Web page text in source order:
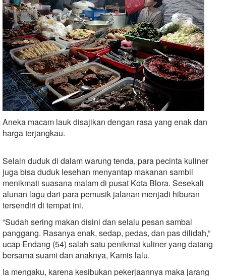
Aneka macam lauk disajikan dengan rasa yang enak dan
harga terjangkau.
Selain duduk di dalam warung tenda, para pecinta kuliner
juga bisa duduk lesehan menyantap makanan sambil
menikmati suasana malam di pusat Kota Blora. Sesekali
alunan lagu dari para pemusik jalanan menjadi hiburan
tersendiri di tempat ini.
“Sudah sering makan disini dan selalu pesan sambal
panggang. Rasanya enak, sedap, pedas, dan pas dilidah,”
ucap Endang (54) salah satu penikmat kuliner yang datang
bersama suami dan anaknya, Kamis lalu.
Ia mengaku, karena kesibukan pekerjaannya maka jarang